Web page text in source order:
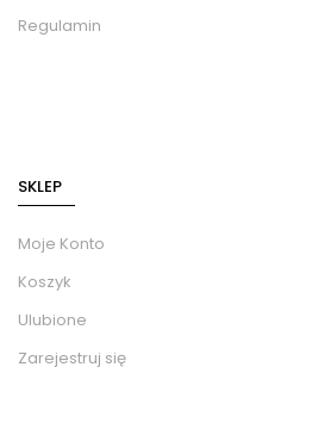
Regulamin
SKLEP
Moje Konto
Koszyk
Ulubione
Zarejestruj się